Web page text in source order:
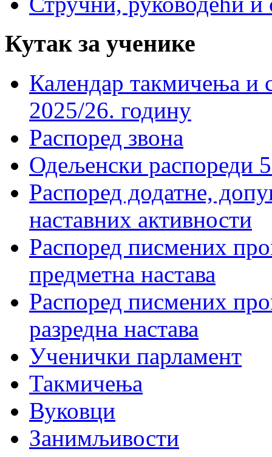
Кутак за ученике
Календар такмичења
2025/26. годину
Распоред звона
Одељенски распореди
Распоред додатне,
наставних активности
Распоред писмених
предметна настава
Распоред писмених
разредна настава
Ученички парламент
Такмичења
Вуковци
Занимљивости